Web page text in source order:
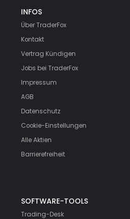
INFOS
Über TraderFox
Kontakt
Vertrag Kündigen
Jobs bei TraderFox
Impressum
AGB
Datenschutz
Cookie-Einstellungen
Alle Aktien
Barrierefreiheit
SOFTWARE-TOOLS
Trading-Desk